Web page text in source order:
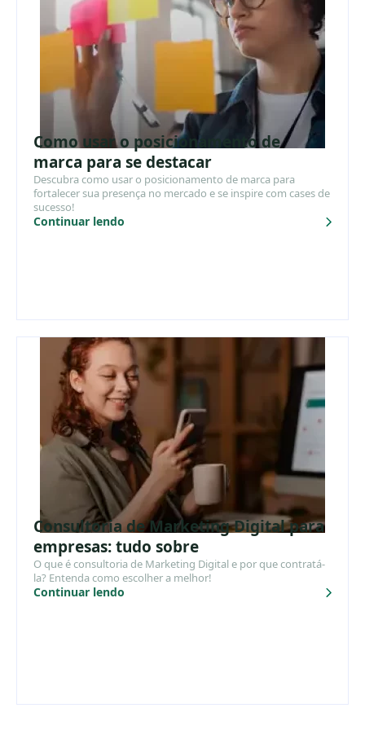
Como usar o posicionamento de
marca para se destacar
Descubra como usar o posicionamento de marca para
fortalecer sua presença no mercado e se inspire com cases de
sucesso!
Continuar lendo
Consultoria de Marketing Digital para
empresas: tudo sobre
O que é consultoria de Marketing Digital e por que contratá-
la? Entenda como escolher a melhor!
Continuar lendo